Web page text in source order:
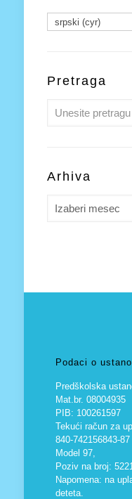
srpski (cyr)
Pretraga
Arhiva
Podaci o
Predškolska
Mat.br. 08004935
PIB: 100261597
Tekući račun za
840-742156843-87
Model 97,
Poziv na broj:
Napomena: na
deteta.